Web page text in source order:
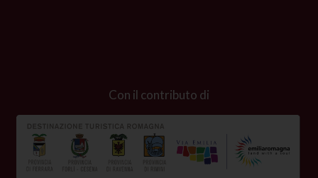
Con il contributo di